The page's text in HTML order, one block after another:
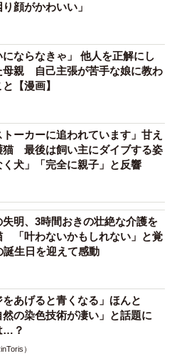
り顔がかわいい」
にならなきゃ」 他人を正解にし
母親 自己主張が苦手な娘に教わ
【漫画】
トーカーに追われています」甘え
猫 最後は飼い主にダイブする姿
く犬」「完全に親子」と反響
明、3時間おきの壮絶な介護を
「叶わないかもしれない」と覚
誕生日を迎えて感動
をあげると青くなる」ほんと
の染色技術が凄い」と話題に
…？
）